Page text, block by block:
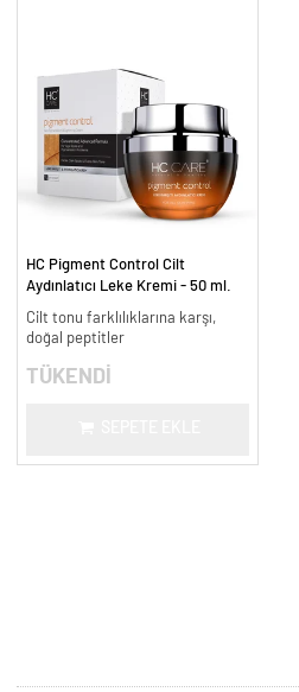
HC Pigment Control Cilt
Aydınlatıcı Leke Kremi - 50 ml.
Cilt tonu farklılıklarına karşı,
doğal peptitler
TÜKENDİ